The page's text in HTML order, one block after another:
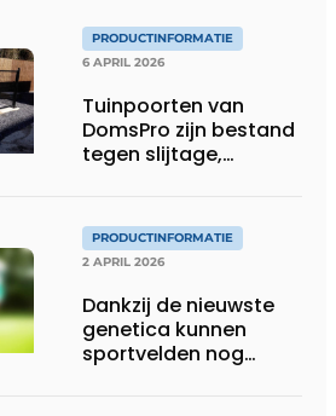
groenprojecten
PRODUCTINFORMATIE
6 APRIL 2026
Tuinpoorten van
DomsPro zijn bestand
tegen slijtage,
PRODUCTINFORMATIE
2 APRIL 2026
Dankzij de nieuwste
genetica kunnen
sportvelden nog